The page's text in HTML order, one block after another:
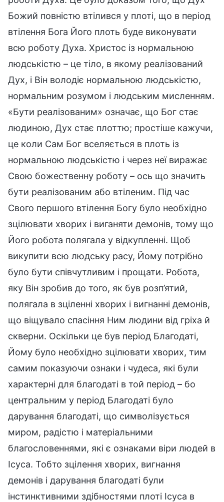
Божий повністю втілився у плоті, що в період
втілення Бога Його плоть буде виконувати
всю роботу Духа. Христос із нормальною
людськістю – це тіло, в якому реалізований
Дух, і Він володіє нормальною людськістю,
нормальним розумом і людським мисленням.
«Бути реалізованим» означає, що Бог стає
людиною, Дух стає плоттю; простіше кажучи,
це коли Сам Бог вселяється в плоть із
нормальною людськістю і через неї виражає
Свою божественну роботу – ось що значить
бути реалізованим або втіленим. Під час
Свого першого втілення Богу було необхідно
зцілювати хворих і виганяти демонів, тому що
Його робота полягала у відкупленні. Щоб
викупити всю людську расу, Йому потрібно
було бути співчутливим і прощати. Робота,
яку Він зробив до того, як був розп’ятий,
полягала в зціленні хворих і вигнанні демонів,
що віщувало спасіння Ним людини від гріха й
скверни. Оскільки це був період Благодаті,
Йому було необхідно зцілювати хворих, тим
самим показуючи ознаки і чудеса, які були
характерні для благодаті в той період – бо
центральним у період Благодаті було
дарування благодаті, що символізується
миром, радістю і матеріальними
благословеннями, які є ознаками віри людей в
Ісуса. Тобто зцілення хворих, вигнання
демонів і дарування благодаті були
інстинктивними здібностями плоті Ісуса в